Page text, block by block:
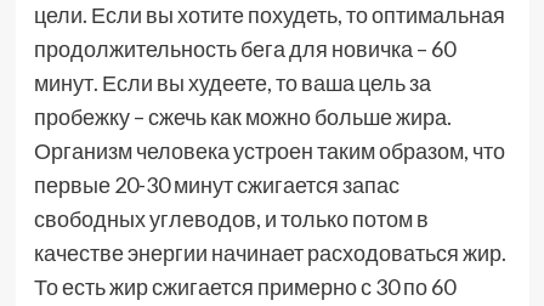
цели. Если вы хотите похудеть, то оптимальная
продолжительность бега для новичка – 60
минут. Если вы худеете, то ваша цель за
пробежку – сжечь как можно больше жира.
Организм человека устроен таким образом, что
первые 20-30 минут сжигается запас
свободных углеводов, и только потом в
качестве энергии начинает расходоваться жир.
То есть жир сжигается примерно с 30 по 60